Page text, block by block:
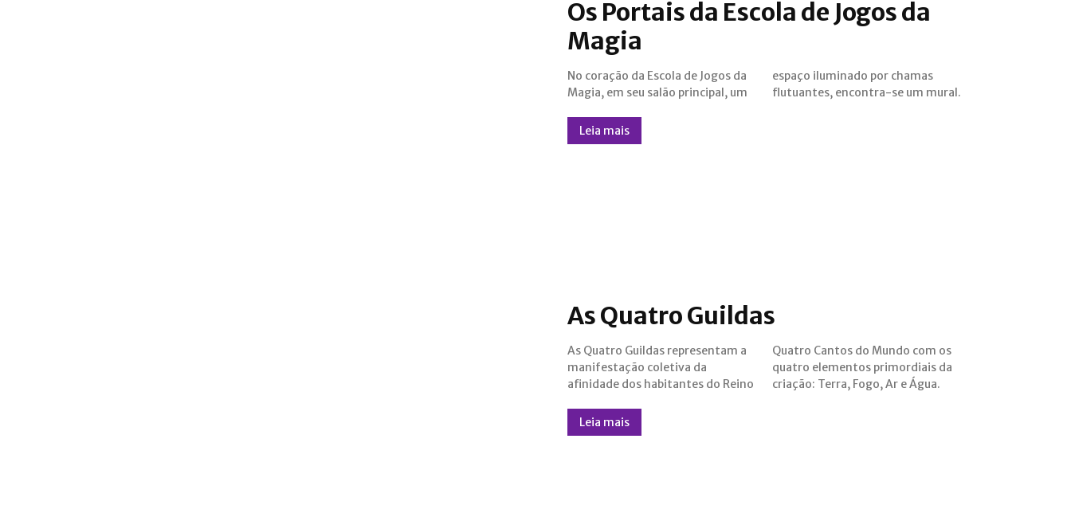
Os Portais da Escola de Jogos da
Magia
No coração da Escola de Jogos da
Magia, em seu salão principal, um
espaço iluminado por chamas
flutuantes, encontra-se um mural.
Leia mais
As Quatro Guildas
As Quatro Guildas representam a
manifestação coletiva da
afinidade dos habitantes do Reino
Quatro Cantos do Mundo com os
quatro elementos primordiais da
criação: Terra, Fogo, Ar e Água.
Leia mais